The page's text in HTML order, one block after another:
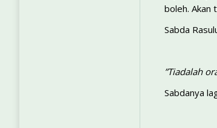
boleh. Akan
Sabda
”Tiadalah
Sabdanya